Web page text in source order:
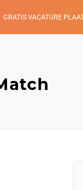
GRATIS VACATURE